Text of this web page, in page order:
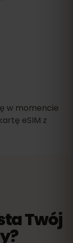
w momencie
eSIM z
Twój